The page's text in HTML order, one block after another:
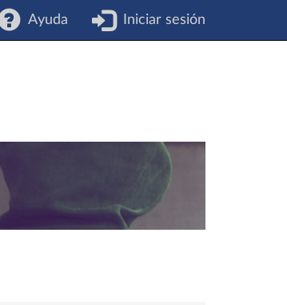
Ayuda Iniciar sesión